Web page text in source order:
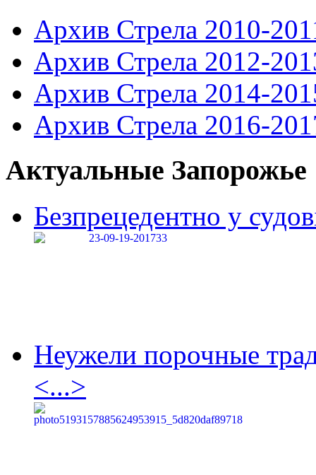
Архив Стрела 2010-
Архив Стрела 2012-
Архив Стрела 2014-
Архив Стрела 2016-
Актуальные Запорожье
Безпрецедентно у
Неужели порочные
<...>